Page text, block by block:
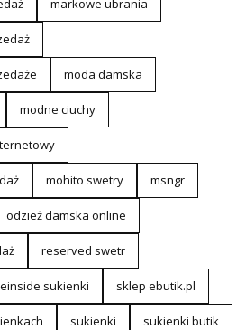
moda damska
modne ciuchy
mohito swetry msngr
odzież damska online
reserved swetr
sukienki sklep ebutik.pl
sukienki sukienki butik